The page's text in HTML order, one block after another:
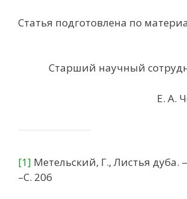
Статья подготовлена по
Старший научный
Е. А.
[1] Метельский, Г., Листья дуба.
–С. 206